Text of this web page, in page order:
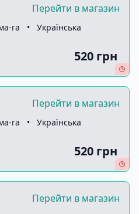
Перейти в магазин
га •
Українська
520 грн
Перейти в магазин
га •
Українська
520 грн
Перейти в магазин